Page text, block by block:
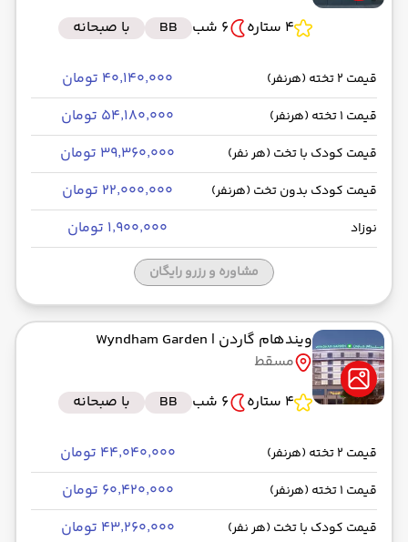
4 ستاره
6 شب BB با صبحانه
قیمت 2 تخته (هرنفر) ۴۰٬۱۴۰٬۰۰۰ تومان
قیمت 1 تخته (هرنفر) ۵۴٬۱۸۰٬۰۰۰ تومان
قیمت کودک با تخت (هر نفر) ۳۹٬۳۶۰٬۰۰۰ تومان
قیمت کودک بدون تخت (هرنفر) ۲۲٬۰۰۰٬۰۰۰ تومان
نوزاد ۱٬۹۰۰٬۰۰۰ تومان
مشاوره و رزرو رایگان
ویندهام گاردن | Wyndham Garden
مسقط
4 ستاره
6 شب BB با صبحانه
قیمت 2 تخته (هرنفر) ۴۴٬۰۴۰٬۰۰۰ تومان
قیمت 1 تخته (هرنفر) ۶۰٬۴۲۰٬۰۰۰ تومان
قیمت کودک با تخت (هر نفر) ۴۳٬۲۶۰٬۰۰۰ تومان